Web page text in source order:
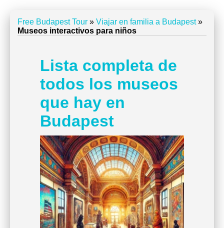
Free Budapest Tour » Viajar en familia a Budapest»
Museos interactivos para niños
Lista completa de
todos los museos
que hay en
Budapest